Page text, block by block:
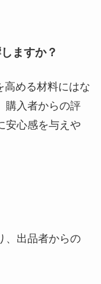
ますか？
める材料にはな
購入者からの評
安心感を与えや
、出品者からの